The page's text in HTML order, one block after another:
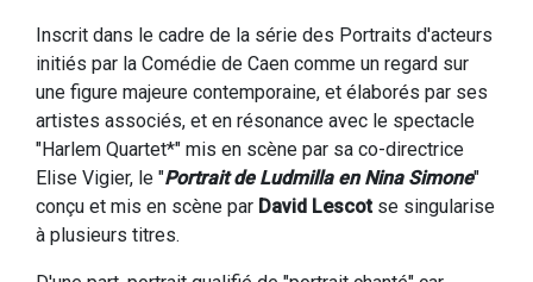
Inscrit dans le cadre de la série des Portraits d'acteurs
initiés par la Comédie de Caen comme un regard sur
une figure majeure contemporaine, et élaborés par ses
artistes associés, et en résonance avec le spectacle
"Harlem Quartet*" mis en scène par sa co-directrice
Elise Vigier, le "Portrait de Ludmilla en Nina Simone"
conçu et mis en scène par David Lescotse singularise
à plusieurs titres.